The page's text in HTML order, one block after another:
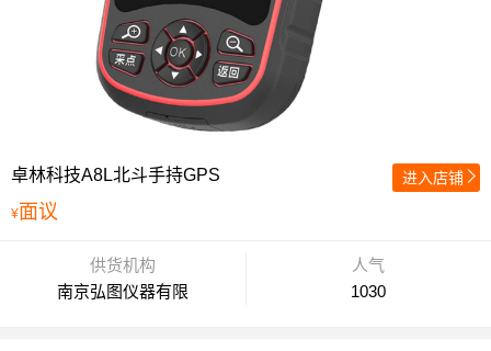
卓林科技A8L北斗手持GPS
¥面议
进入店铺
供货机构
南京弘图仪器有限
人气
1030